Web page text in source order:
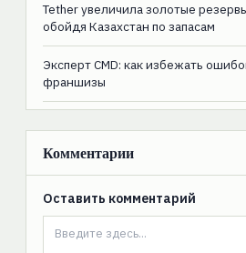
Tether увеличила золотые
обойдя Казахстан по запасам
Эксперт CMD: как избежать
франшизы
Комментарии
Оставить комментарий